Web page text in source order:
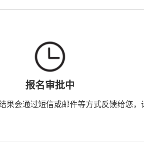
报名审批中
果会通过短信或邮件等方式反馈给您，